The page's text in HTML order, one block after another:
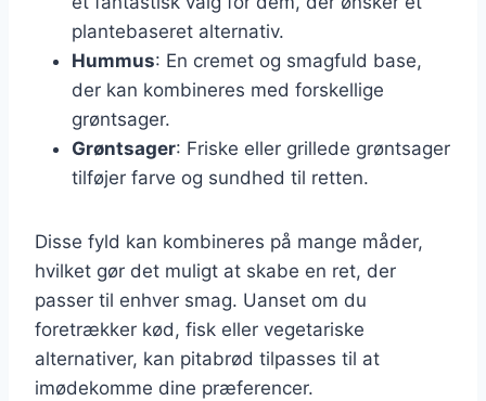
plantebaseret alternativ.
Hummus: En cremet og smagfuld base,
der kan kombineres med forskellige
grøntsager.
Grøntsager: Friske eller grillede grøntsager
tilføjer farve og sundhed til retten.
Disse fyld kan kombineres på mange måder,
hvilket gør det muligt at skabe en ret, der
passer til enhver smag. Uanset om du
foretrækker kød, fisk eller vegetariske
alternativer, kan pitabrød tilpasses til at
imødekomme dine præferencer.